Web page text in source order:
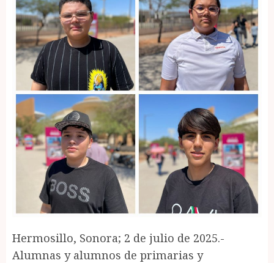
Hermosillo, Sonora; 2 de julio de 2025.-
Alumnas y alumnos de primarias y